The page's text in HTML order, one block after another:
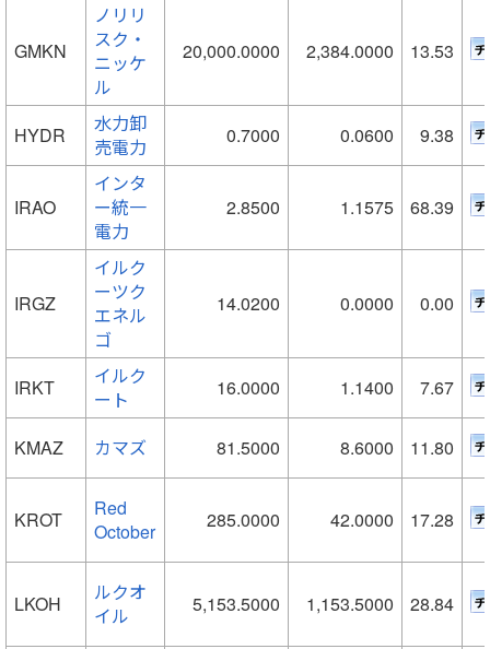
GMKN
ノリリ
スク・
ニッケ
ル
20,000.0000 2,384.0000 13.53
HYDR
水力卸
売電力
0.7000 0.0600 9.38
IRAO
インタ
ー統一
電力
2.8500 1.1575 68.39
IRGZ
イルク
ーツク
エネル
ゴ
14.0200 0.0000 0.00
IRKT
イルク
ート
16.0000 1.1400 7.67
KMAZ カマズ 81.5000 8.6000 11.80
KROT
Red
October
285.0000 42.0000 17.28
LKOH
ルクオ
イル
5,153.5000 1,153.5000 28.84